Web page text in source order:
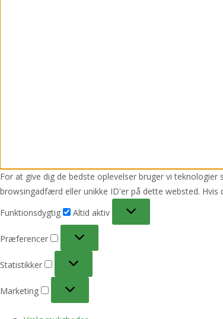
For at give dig de bedste oplevelser bruger vi
browsingadfærd eller unikke ID'er på dette websted.
Funktionsdygtig
Funktionsdygtig
Altid aktiv
Præferencer
Præferencer
Statistikker
Statistikker
Marketing
Marketing